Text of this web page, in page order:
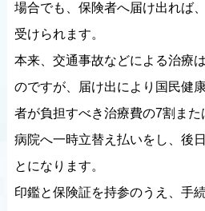
場合でも、保険者へ届け出れば
受けられます。
本来、交通事故などによる治療
のですが、届け出により国民健
者が負担すべき治療費の7割ま
病院へ一時立替え払いをし、後
とになります。
印鑑と保険証を持参のうえ、手